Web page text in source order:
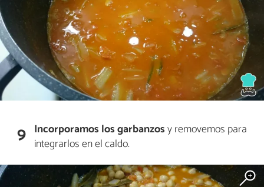
9 Incorporamos los garbanzosy removemos para
integrarlos en el caldo.